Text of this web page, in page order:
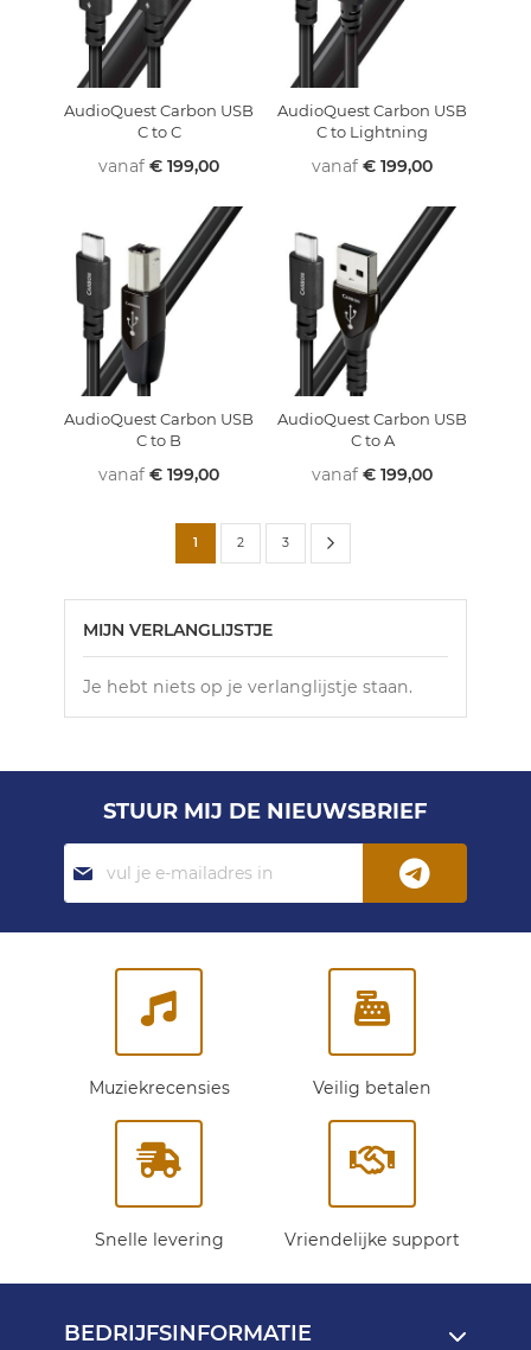
AudioQuest Carbon USB
C to C
vanaf € 199,00
AudioQuest Carbon USB
C to Lightning
vanaf € 199,00
AudioQuest Carbon USB
C to B
vanaf € 199,00
AudioQuest Carbon USB
C to A
vanaf € 199,00
Pagina
U
pagina
1 Pagina
2 Pagina
3
MIJN VERLANGLIJSTJE
Je hebt niets op je verlanglijstje staan.
STUUR MIJ DE NIEUWSBRIEF
Abonneer
je
op
Muziekrecensies Veilig betalen
Snelle levering Vriendelijke support
BEDRIJFSINFORMATIE